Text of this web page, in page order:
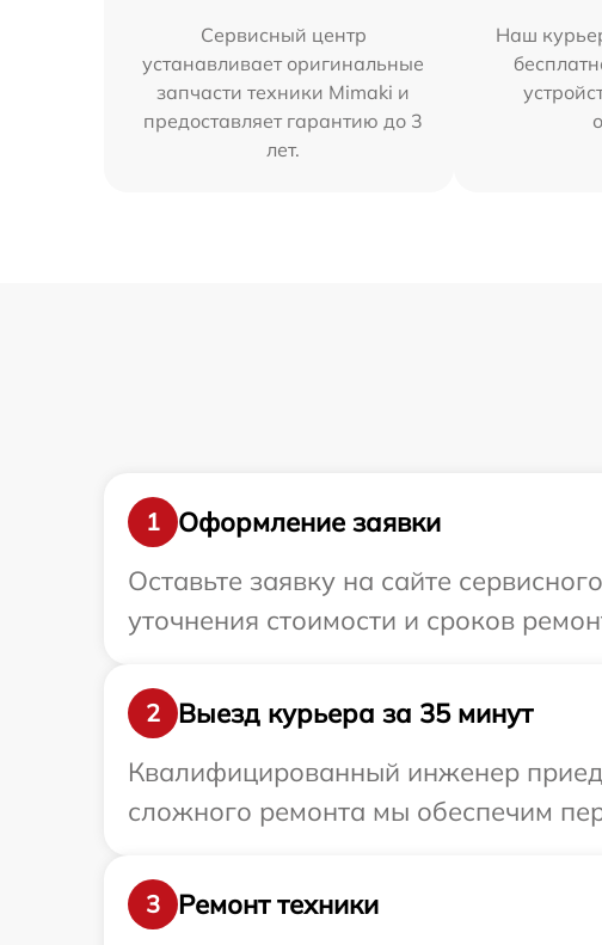
Сервисный центр
устанавливает оригинальные
запчасти техники Mimaki и
предоставляет гарантию до 3
лет.
Наш
1
Оформление заявки
Оставьте заявку на сайте
уточнения стоимости и сроков
2
Выезд курьера за 35 минут
Квалифицированный инженер
сложного ремонта мы обеспечим
3
Ремонт техники